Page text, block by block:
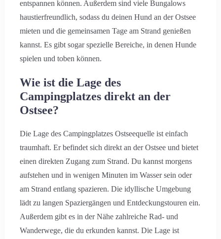
entspannen können. Außerdem sind viele Bungalows
haustierfreundlich, sodass du deinen Hund an der Ostsee
mieten und die gemeinsamen Tage am Strand genießen
kannst. Es gibt sogar spezielle Bereiche, in denen Hunde
spielen und toben können.
Wie ist die Lage des
Campingplatzes direkt an der
Ostsee?
Die Lage des Campingplatzes Ostseequelle ist einfach
traumhaft. Er befindet sich direkt an der Ostsee und bietet
einen direkten Zugang zum Strand. Du kannst morgens
aufstehen und in wenigen Minuten im Wasser sein oder
am Strand entlang spazieren. Die idyllische Umgebung
lädt zu langen Spaziergängen und Entdeckungstouren ein.
Außerdem gibt es in der Nähe zahlreiche Rad- und
Wanderwege, die du erkunden kannst. Die Lage ist